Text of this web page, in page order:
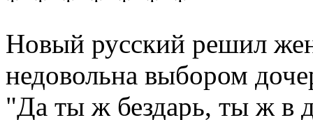
Новый русский решил
недовольна выбором
"Да ты ж бездарь, ты ж в